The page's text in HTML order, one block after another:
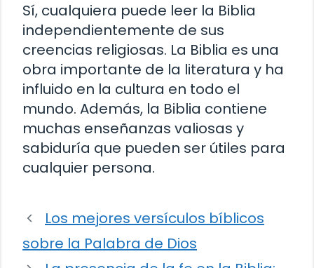
Sí, cualquiera puede leer la Biblia
independientemente de sus
creencias religiosas. La Biblia es una
obra importante de la literatura y ha
influido en la cultura en todo el
mundo. Además, la Biblia contiene
muchas enseñanzas valiosas y
sabiduría que pueden ser útiles para
cualquier persona.
Los mejores versículos bíblicos
sobre la Palabra de Dios